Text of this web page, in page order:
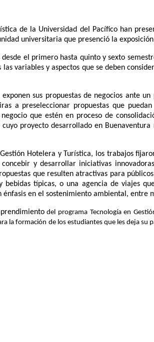
de la Universidad del Pacífico han
universitaria que presenció la
el primero hasta quinto y sexto
variables y aspectos que se deben
sus propuestas de negocios ante
a preseleccionar propuestas que
que estén en proceso de
proyecto desarrollado en
Hotelera y Turística, los trabajos
y desarrollar iniciativas
que resulten atractivas para
típicas, o una agencia de viajes
en el sostenimiento ambiental, entre
del programa Tecnología en
la formación de los estudiantes que les deja